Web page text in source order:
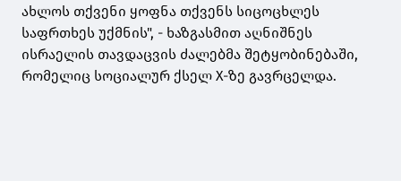
ახლოს თქვენი ყოფნა თქვენს სიცოცხლეს
საფრთხეს უქმნის", - ხაზგასმით აღნიშნეს
ისრაელის თავდაცვის ძალებმა შეტყობინებაში,
რომელიც სოციალურ ქსელ X-ზე გავრცელდა.